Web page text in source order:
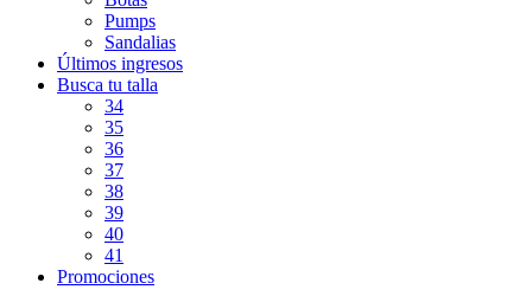
Pumps
Sandalias
Últimos ingresos
Busca tu talla
34
35
36
37
38
39
40
41
Promociones